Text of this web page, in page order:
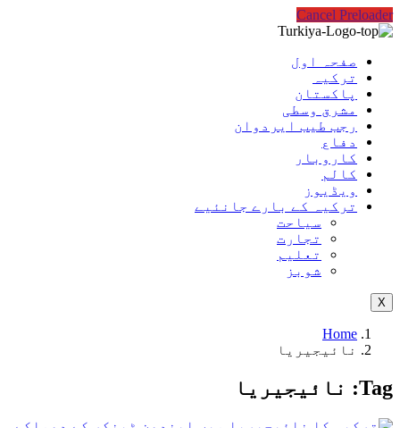
Cancel Preloader
صفحہ اول
ترکیہ
پاکستان
مشرق وسطی
رجب طیب ایردوان
دفاع
کاروبار
کالم
ویڈیوز
ترکیہ کے بارے جانئیے
سیاحت
تجارت
تعلیم
شوبز
X
Home
نائیجیریا
Tag: نائیجیریا